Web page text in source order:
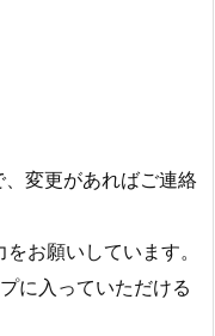
変更があればご連絡
お願いしています。
に入っていただける